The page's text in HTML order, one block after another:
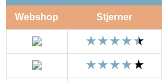
Webshop Stjerner